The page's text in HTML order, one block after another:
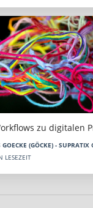
zu digitalen
(GÖCKE) - SUPRATIX